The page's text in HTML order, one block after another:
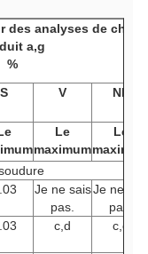
des analyses de
a,g
%
S V Nb
Le
maximum
Le
Je ne sais
pas.
Je ne
pas.
c,d c,d